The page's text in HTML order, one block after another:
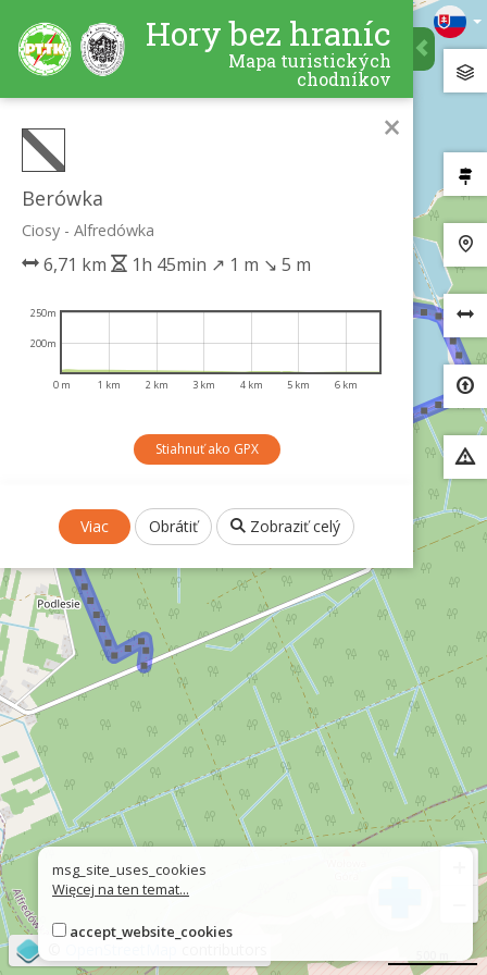
Hory bez hraníc
Mapa turistických
chodníkov
×
Berówka
Ciosy - Alfredówka
6,71 km 1h 45min ↗ 1 m ↘ 5 m
0 m 1 km 2 km 3 km 4 km 5 km 6 km
200m
250m
Stiahnuť ako GPX
Viac Obrátiť Zobraziť celý
msg_site_uses_cookies
Więcej na ten temat...
accept_website_cookies